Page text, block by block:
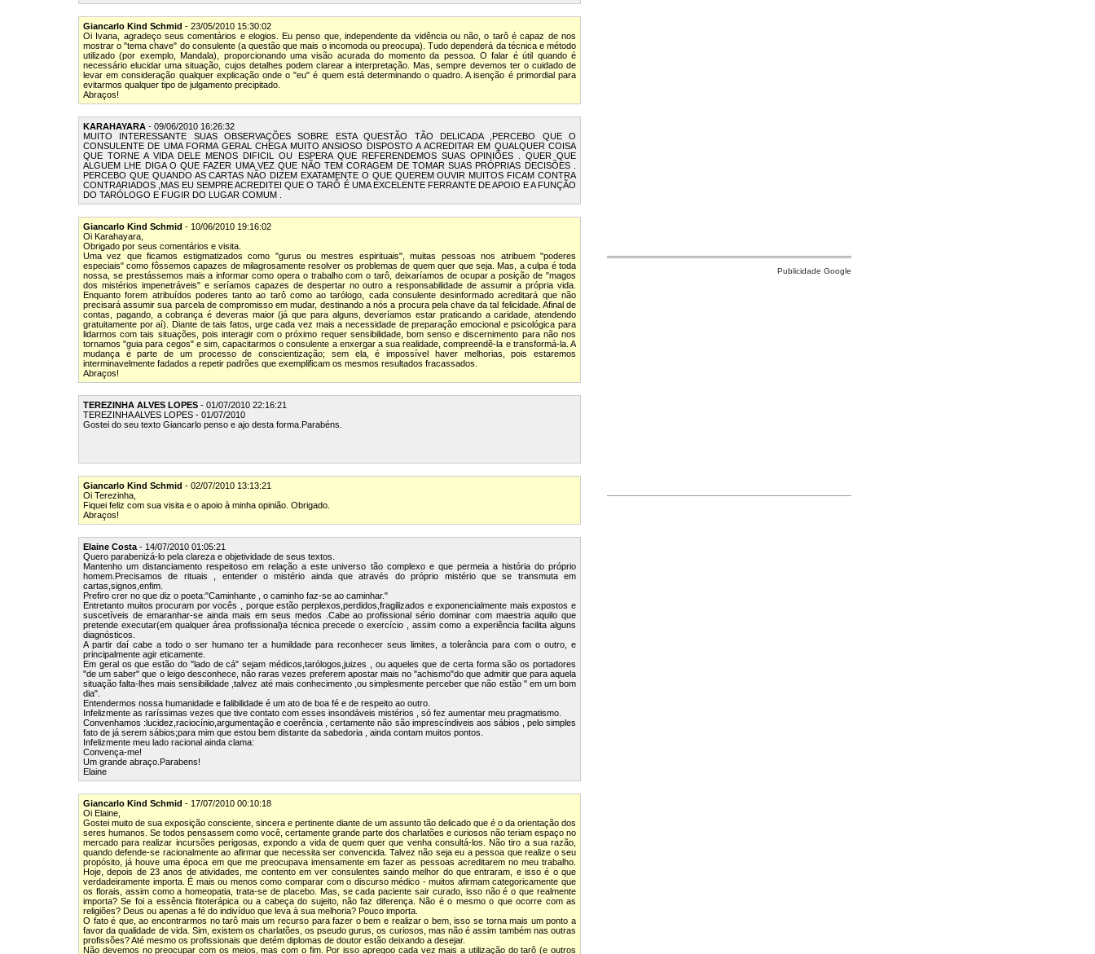
Giancarlo Kind Schmid - 23/05/2010 15:30:02
Oi Ivana, agradeço seus comentários e elogios. Eu penso que, independente da vidência ou não, o tarô é capaz de nos
mostrar o "tema chave" do consulente (a questão que mais o incomoda ou preocupa). Tudo dependerá da técnica e método
utilizado (por exemplo, Mandala), proporcionando uma visão acurada do momento da pessoa. O falar é útil quando é
necessário elucidar uma situação, cujos detalhes podem clarear a interpretação. Mas, sempre devemos ter o cuidado de
levar em consideração qualquer explicação onde o "eu" é quem está determinando o quadro. A isenção é primordial para
evitarmos qualquer tipo de julgamento precipitado.
Abraços!
KARAHAYARA - 09/06/2010 16:26:32
MUITO INTERESSANTE SUAS OBSERVAÇÕES SOBRE ESTA QUESTÃO TÃO DELICADA ,PERCEBO QUE O
CONSULENTE DE UMA FORMA GERAL CHEGA MUITO ANSIOSO DISPOSTO A ACREDITAR EM QUALQUER COISA
QUE TORNE A VIDA DELE MENOS DIFICIL OU ESPERA QUE REFERENDEMOS SUAS OPINIÕES . QUER QUE
ALGUEM LHE DIGA O QUE FAZER UMA VEZ QUE NÃO TEM CORAGEM DE TOMAR SUAS PRÓPRIAS DECISÕES .
PERCEBO QUE QUANDO AS CARTAS NÃO DIZEM EXATAMENTE O QUE QUEREM OUVIR MUITOS FICAM CONTRA
CONTRARIADOS ,MAS EU SEMPRE ACREDITEI QUE O TARÔ É UMA EXCELENTE FERRANTE DE APOIO E A FUNÇÃO
DO TARÓLOGO E FUGIR DO LUGAR COMUM .
Giancarlo Kind Schmid - 10/06/2010 19:16:02
Oi Karahayara,
Obrigado por seus comentários e visita.
Uma vez que ficamos estigmatizados como "gurus ou mestres espirituais", muitas pessoas nos atribuem "poderes
especiais" como fôssemos capazes de milagrosamente resolver os problemas de quem quer que seja. Mas, a culpa é toda
nossa, se prestássemos mais a informar como opera o trabalho com o tarô, deixaríamos de ocupar a posição de "magos
dos mistérios impenetráveis" e seríamos capazes de despertar no outro a responsabilidade de assumir a própria vida.
Enquanto forem atribuídos poderes tanto ao tarô como ao tarólogo, cada consulente desinformado acreditará que não
precisará assumir sua parcela de compromisso em mudar, destinando a nós a procura pela chave da tal felicidade. Afinal de
contas, pagando, a cobrança é deveras maior (já que para alguns, deveríamos estar praticando a caridade, atendendo
gratuitamente por aí). Diante de tais fatos, urge cada vez mais a necessidade de preparação emocional e psicológica para
lidarmos com tais situações, pois interagir com o próximo requer sensibilidade, bom senso e discernimento para não nos
tornamos "guia para cegos" e sim, capacitarmos o consulente a enxergar a sua realidade, compreendê-la e transformá-la. A
mudança é parte de um processo de conscientização; sem ela, é impossível haver melhorias, pois estaremos
interminavelmente fadados a repetir padrões que exemplificam os mesmos resultados fracassados.
Abraços!
TEREZINHA ALVES LOPES - 01/07/2010 22:16:21
TEREZINHA ALVES LOPES - 01/07/2010
Gostei do seu texto Giancarlo penso e ajo desta forma.Parabéns.
Giancarlo Kind Schmid - 02/07/2010 13:13:21
Oi Terezinha,
Fiquei feliz com sua visita e o apoio à minha opinião. Obrigado.
Abraços!
Elaine Costa - 14/07/2010 01:05:21
Quero parabenizá-lo pela clareza e objetividade de seus textos.
Mantenho um distanciamento respeitoso em relação a este universo tão complexo e que permeia a história do próprio
homem.Precisamos de rituais , entender o mistério ainda que através do próprio mistério que se transmuta em
cartas,signos,enfim.
Prefiro crer no que diz o poeta:"Caminhante , o caminho faz-se ao caminhar."
Entretanto muitos procuram por vocês , porque estão perplexos,perdidos,fragilizados e exponencialmente mais expostos e
suscetíveis de emaranhar-se ainda mais em seus medos .Cabe ao profissional sério dominar com maestria aquilo que
pretende executar(em qualquer área profissional)a técnica precede o exercício , assim como a experiência facilita alguns
diagnósticos.
A partir daí cabe a todo o ser humano ter a humildade para reconhecer seus limites, a tolerância para com o outro, e
principalmente agir eticamente.
Em geral os que estão do "lado de cá" sejam médicos,tarólogos,juizes , ou aqueles que de certa forma são os portadores
"de um saber" que o leigo desconhece, não raras vezes preferem apostar mais no "achismo"do que admitir que para aquela
situação falta-lhes mais sensibilidade ,talvez até mais conhecimento ,ou simplesmente perceber que não estão " em um bom
dia".
Entendermos nossa humanidade e falibilidade é um ato de boa fé e de respeito ao outro.
Infelizmente as raríssimas vezes que tive contato com esses insondáveis mistérios , só fez aumentar meu pragmatismo.
Convenhamos :lucidez,raciocínio,argumentação e coerência , certamente não são imprescíndiveis aos sábios , pelo simples
fato de já serem sábios;para mim que estou bem distante da sabedoria , ainda contam muitos pontos.
Infelizmente meu lado racional ainda clama:
Convença-me!
Um grande abraço.Parabens!
Elaine
Giancarlo Kind Schmid - 17/07/2010 00:10:18
Oi Elaine,
Gostei muito de sua exposição consciente, sincera e pertinente diante de um assunto tão delicado que é o da orientação dos
seres humanos. Se todos pensassem como você, certamente grande parte dos charlatões e curiosos não teriam espaço no
mercado para realizar incursões perigosas, expondo a vida de quem quer que venha consultá-los. Não tiro a sua razão,
quando defende-se racionalmente ao afirmar que necessita ser convencida. Talvez não seja eu a pessoa que realize o seu
propósito, já houve uma época em que me preocupava imensamente em fazer as pessoas acreditarem no meu trabalho.
Hoje, depois de 23 anos de atividades, me contento em ver consulentes saindo melhor do que entraram, e isso é o que
verdadeiramente importa. É mais ou menos como comparar com o discurso médico - muitos afirmam categoricamente que
os florais, assim como a homeopatia, trata-se de placebo. Mas, se cada paciente sair curado, isso não é o que realmente
importa? Se foi a essência fitoterápica ou a cabeça do sujeito, não faz diferença. Não é o mesmo o que ocorre com as
religiões? Deus ou apenas a fé do indivíduo que leva à sua melhoria? Pouco importa.
O fato é que, ao encontrarmos no tarô mais um recurso para fazer o bem e realizar o bem, isso se torna mais um ponto a
favor da qualidade de vida. Sim, existem os charlatões, os pseudo gurus, os curiosos, mas não é assim também nas outras
profissões? Até mesmo os profissionais que detém diplomas de doutor estão deixando a desejar.
Não devemos no preocupar com os meios, mas com o fim. Por isso apregoo cada vez mais a utilização do tarô (e outros
Publicidade Google